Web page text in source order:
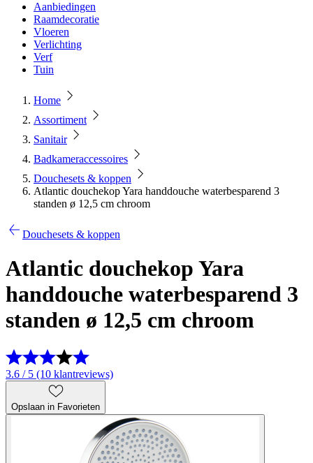
Aanbiedingen
Raamdecoratie
Vloeren
Verlichting
Verf
Tuin
Home
Assortiment
Sanitair
Badkameraccessoires
Douchesets & koppen
Atlantic douchekop Yara handdouche waterbesparend 3
standen ø 12,5 cm chroom
Douchesets & koppen
Atlantic douchekop Yara
handdouche waterbesparend 3
standen ø 12,5 cm chroom
3.6 / 5 (10 klantreviews)
Opslaan in Favorieten